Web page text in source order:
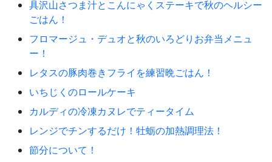
具沢山さつま汁とこんにゃくステーキで秋のヘルシー
ごはん！
フロマージュ・デュオと秋のいろどりお弁当メニュ
ー！
レタスの豚肉巻きフライを練習晩ごはん！
いちじくのロールケーキ
カルディの冷凍カヌレでティータイム
レンジでチンするだけ！牡蛎の加熱調理法！
節分について！